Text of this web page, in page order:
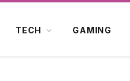
TECH GAMING